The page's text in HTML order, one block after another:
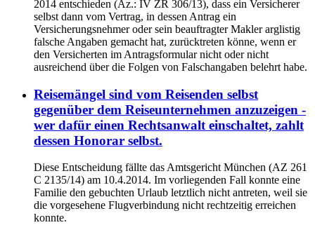
2014 entschieden (Az.: IV ZR 306/13), dass ein Versicherer
selbst dann vom Vertrag, in dessen Antrag ein
Versicherungsnehmer oder sein beauftragter Makler arglistig
falsche Angaben gemacht hat, zurücktreten könne, wenn er
den Versicherten im Antragsformular nicht oder nicht
ausreichend über die Folgen von Falschangaben belehrt habe.
Reisemängel sind vom Reisenden selbst
gegenüber dem Reiseunternehmen anzuzeigen -
wer dafür einen Rechtsanwalt einschaltet, zahlt
dessen Honorar selbst.
Diese Entscheidung fällte das Amtsgericht München (AZ 261
C 2135/14) am 10.4.2014. Im vorliegenden Fall konnte eine
Familie den gebuchten Urlaub letztlich nicht antreten, weil sie
die vorgesehene Flugverbindung nicht rechtzeitig erreichen
konnte.